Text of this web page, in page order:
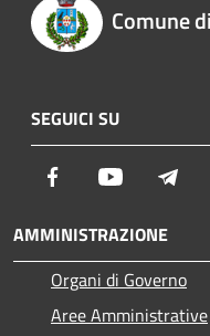
Comune
SEGUICI SU
Facebook Youtube
AMMINISTRAZIONE
Organi di Governo
Aree Amministrative